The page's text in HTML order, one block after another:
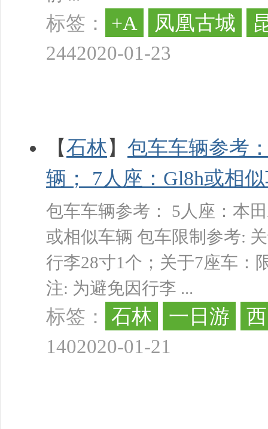
标签： +A 凤凰古城
2442020-01-23
【石林】 包车车辆参考
辆； 7人座：Gl8h或相
包车车辆参考： 5人座：本
或相似车辆 包车限制参考:
行李28寸1个；关于7座车：
注: 为避免因行李 ...
标签： 石林 一日游
1402020-01-21